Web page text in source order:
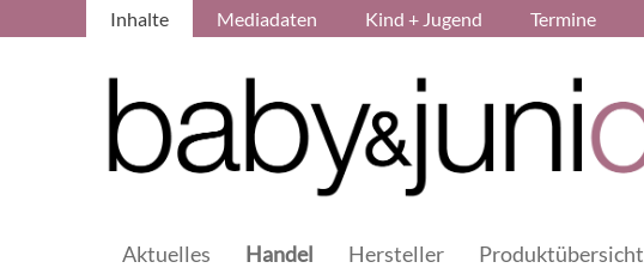
Inhalte Mediadaten Kind + Jugend Termine
Aktuelles Handel Hersteller Produktübersicht